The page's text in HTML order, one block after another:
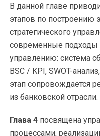
В данной главе
этапов по
стратегического
современные подходы
управлению: система
BSC / KPI, SWOT-
этап сопровождается
из банковской отрасли.
Глава 4 посвящена
процессами,